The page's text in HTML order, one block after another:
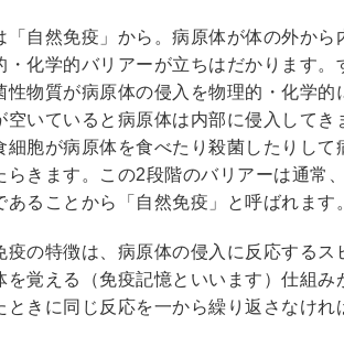
「自然免疫」から。病原体が体の外か
・化学的バリアーが立ちはだかります
性物質が病原体の侵入を物理的・化学
空いていると病原体は内部に侵入して
細胞が病原体を食べたり殺菌したりし
らきます。この2段階のバリアーは通常
あることから「自然免疫」と呼ばれます
疫の特徴は、病原体の侵入に反応する
を覚える（免疫記憶といいます）仕組
ときに同じ反応を一から繰り返さなけれ